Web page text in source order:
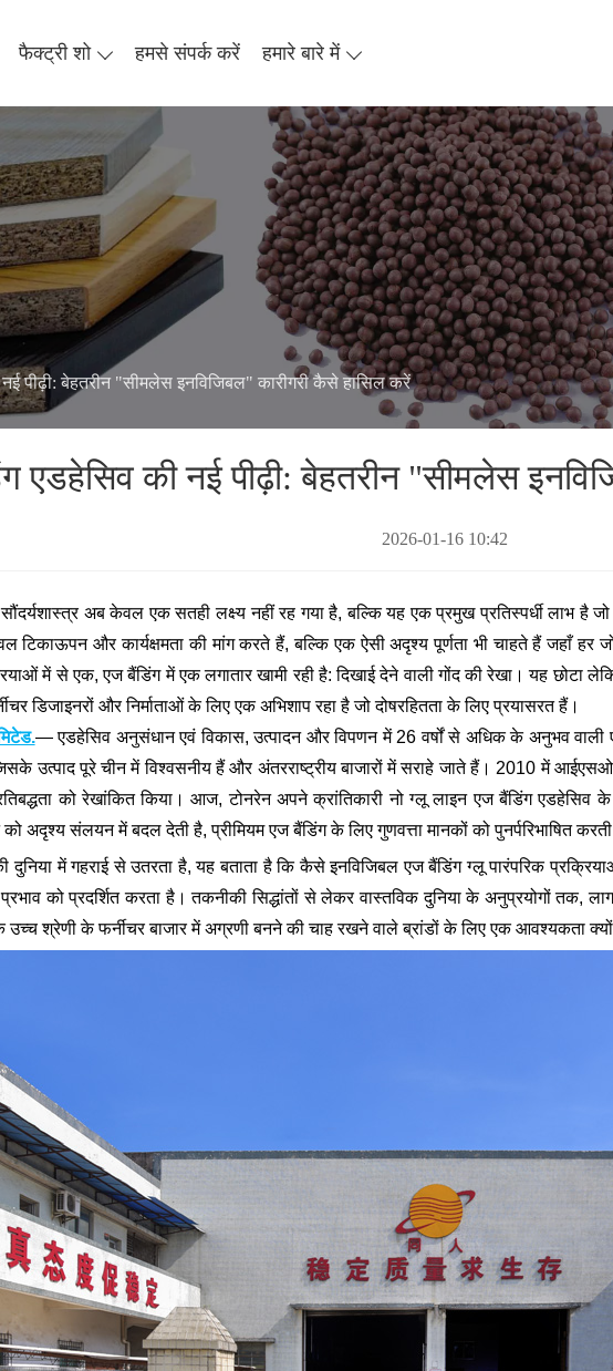
फैक्ट्री शो हमसे संपर्क करें हमारे बारे में
पीढ़ी: बेहतरीन "सीमलेस इनविजिबल" कारीगरी कैसे हासिल करें
एडहेसिव की नई पीढ़ी: बेहतरीन "सीमलेस
2026-01-16 10:42
अब केवल एक सतही लक्ष्य नहीं रह गया है, बल्कि यह एक प्रमुख प्रतिस्पर्धी लाभ है
टिकाऊपन और कार्यक्षमता की मांग करते हैं, बल्कि एक ऐसी अदृश्य पूर्णता भी चाहते हैं जहाँ
में से एक, एज बैंडिंग में एक लगातार खामी रही है: दिखाई देने वाली गोंद की रेखा। यह छोटा
और निर्माताओं के लिए एक अभिशाप रहा है जो दोषरहितता के लिए प्रयासरत हैं।
— एडहेसिव अनुसंधान एवं विकास, उत्पादन और विपणन में 26 वर्षों से अधिक के अनुभव वाली
उत्पाद पूरे चीन में विश्वसनीय हैं और अंतरराष्ट्रीय बाजारों में सराहे जाते हैं। 2010 में
को रेखांकित किया। आज, टोनरेन अपने क्रांतिकारी नो ग्लू लाइन एज बैंडिंग
अदृश्य संलयन में बदल देती है, प्रीमियम एज बैंडिंग के लिए गुणवत्ता मानकों को पुनर्परिभाषित
में गहराई से उतरता है, यह बताता है कि कैसे इनविजिबल एज बैंडिंग ग्लू पारंपरिक
प्रभाव को प्रदर्शित करता है। तकनीकी सिद्धांतों से लेकर वास्तविक दुनिया के अनुप्रयोगों
उच्च श्रेणी के फर्नीचर बाजार में अग्रणी बनने की चाह रखने वाले ब्रांडों के लिए एक आवश्यकता